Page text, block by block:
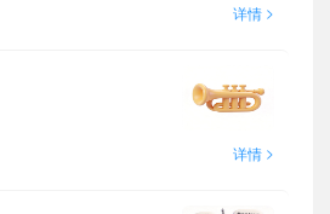
详情 >
详情 >